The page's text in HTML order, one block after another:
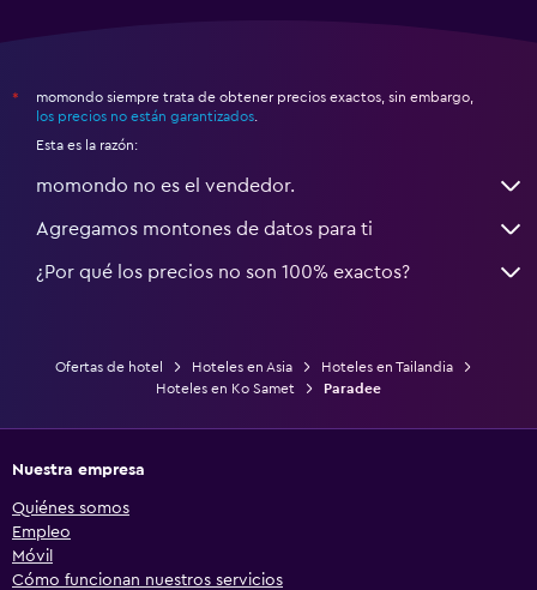
*
momondo siempre trata de obtener precios exactos, sin embargo,
los precios no están garantizados
Esta es la razón:
momondo no es el vendedor.
Agregamos montones de datos para ti
¿Por qué los precios no son 100% exactos?
Ofertas de hotel Hoteles en Asia
Hoteles en Tailandia
Hoteles en Ko Samet
Paradee
Nuestra empresa
Quiénes somos
Empleo
Móvil
Cómo funcionan nuestros servicios